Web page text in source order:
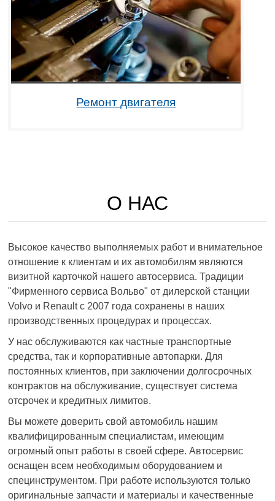
Ремонт двигателя
О НАС
Высокое качество выполняемых работ и внимательное
отношение к клиентам и их автомобилям являются
визитной карточкой нашего автосервиса. Традиции
"Фирменного сервиса Вольво" от дилерской станции
Volvo и Renault с 2007 года сохранены в наших
производственных процедурах и процессах.
У нас обслуживаются как частные транспортные
средства, так и корпоративные автопарки. Для
постоянных клиентов, при заключении долгосрочных
контрактов на обслуживание, существует система
отсрочек и кредитных лимитов.
Вы можете доверить свой автомобиль нашим
квалифицированным специалистам, имеющим
огромный опыт работы в своей сфере. Автосервис
оснащен всем необходимым оборудованием и
специнструментом. При работе используются только
оригинальные запчасти и материалы и качественные